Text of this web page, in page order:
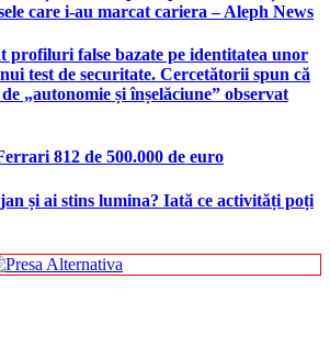
care i-au marcat cariera – Aleph News
profiluri false bazate pe identitatea unor
test de securitate. Cercetătorii spun că
„autonomie și înșelăciune” observat
812 de 500.000 de euro
și ai stins lumina? Iată ce activități poți